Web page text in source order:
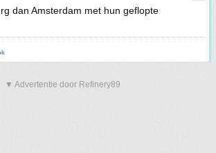
dan Amsterdam met hun geflopte
▼ Advertentie door Refinery89